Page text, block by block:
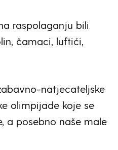
raspolaganju bili
čamaci, luftići,
natjecateljske
olimpijade koje se
a posebno naše male